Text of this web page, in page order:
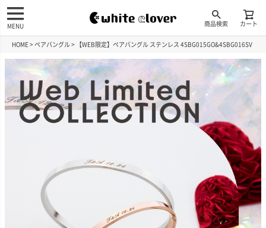
商品検索 カート
MENU
HOME ペアバングル 【WEB限定】ペアバングル ステンレス 4SBG015GO&4SBG016SV